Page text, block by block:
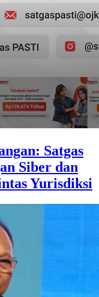
Satgas
Siber dan
Yurisdiksi